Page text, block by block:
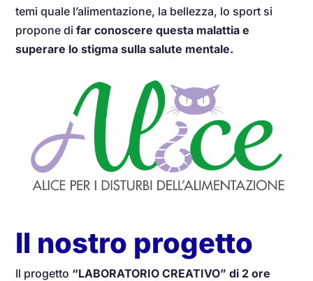
temi quale l’alimentazione, la bellezza, lo sport si
propone difar conoscere questa malattia e
superare lo stigma sulla salute mentale.
Il nostro progetto
Il progetto “LABORATORIO CREATIVO” di 2 ore